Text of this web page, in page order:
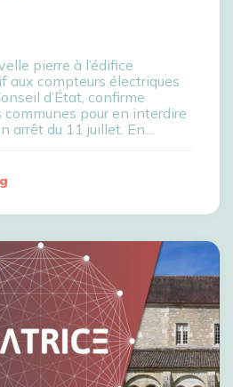
pierre à l’édifice
aux compteurs électriques
d’État, confirme
communes pour en interdire
arrêt du 11 juillet. En…